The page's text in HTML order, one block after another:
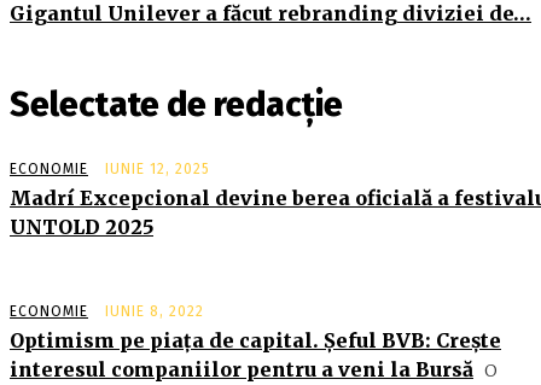
Gigantul Unilever a făcut rebranding diviziei de…
Selectate de redacție
ECONOMIE IUNIE 12, 2025
Madrí Excepcional devine berea oficială a
UNTOLD 2025
ECONOMIE IUNIE 8, 2022
Optimism pe piața de capital. Șeful BVB: Crește
interesul companiilor pentru a veni la Bursă O